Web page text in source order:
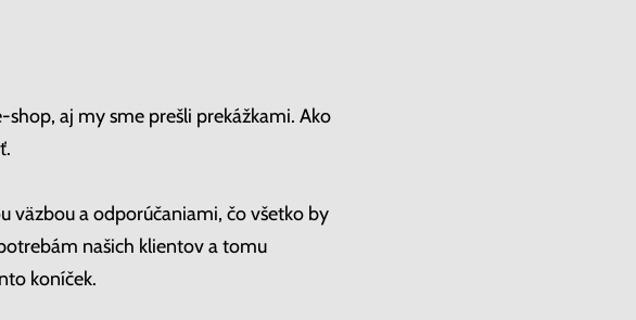
aj my sme prešli prekážkami. Ako
väzbou a odporúčaniami, čo všetko by
našich klientov a tomu
koníček.